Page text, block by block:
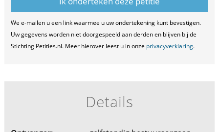
We e-mailen u een link waarmee u uw ondertekening kunt bevestigen.
Uw gegevens worden niet doorgespeeld aan derden en blijven bij de
Stichting Petities.nl. Meer hierover leest u in onze privacyverklaring.
Details